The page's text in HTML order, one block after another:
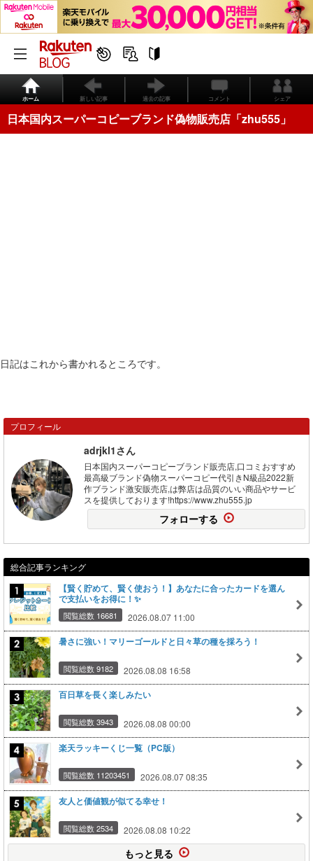
ホーム 新しい記事 過去の記事 コメント シェア
日本国内スーパーコピーブランド偽物販売店「zhu555」
日記はこれから書かれるところです。
プロフィール
adrjkl1さん
日本国内スーパーコピーブランド販売店,口コミおすすめ
最高級ブランド偽物スーパーコピー代引きN級品2022新
作ブランド激安販売店,は弊店は品質のいい商品やサービ
スを提供しております!https://www.zhu555.jp
フォローする
総合記事ランキング
【賢く貯めて、賢く使おう！】あなたに合ったカードを選ん
で支払いをお得に！✨
閲覧総数 16681 2026.08.07 11:00
暑さに強い！マリーゴールドと日々草の種を採ろう！
閲覧総数 9182 2026.08.08 16:58
百日草を長く楽しみたい
閲覧総数 3943 2026.08.08 00:00
楽天ラッキーくじ一覧（PC版）
閲覧総数 11203451 2026.08.07 08:35
友人と価値観が似てる幸せ！
閲覧総数 2534 2026.08.08 10:22
もっと見る